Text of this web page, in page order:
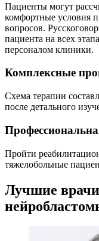
Пациенты могут
комфортные условия
вопросов.
пациента на всех
персоналом клиники.
Комплексные
Схема терапии
после детального
Пройти
тяжелобольные
Лучшие